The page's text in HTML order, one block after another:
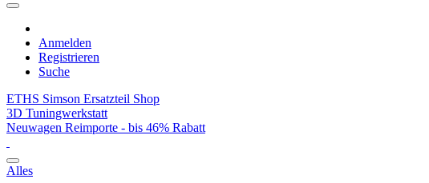
Anmelden
Registrieren
Suche
ETHS Simson Ersatzteil Shop
3D Tuningwerkstatt
Neuwagen Reimporte - bis 46% Rabatt
Alles